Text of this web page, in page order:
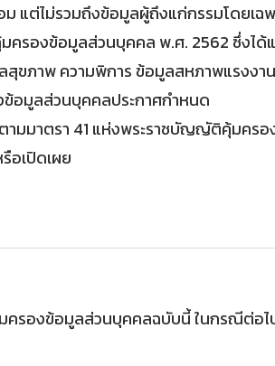
แต่ไม่รวมถึงข้อมูลผู้ถึงแก่กรรมโดยเฉพ
องข้อมูลส่วนบุคคล พ.ศ. 2562 ซึ่งได้
สุขภาพ ความพิการ ข้อมูลสหภาพแรงง
อมูลส่วนบุคคลประกาศกำหนด
ามมาตรา 41 แห่งพระราชบัญญัติคุ้มคร
อเปิดเผย
มครองข้อมูลส่วนบุคคลฉบับนี้ ในกรณีต่อ